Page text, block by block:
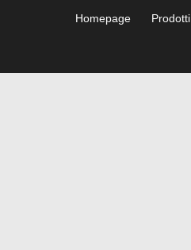
Homepage Prodotti